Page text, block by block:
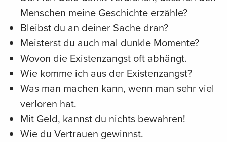
Menschen meine Geschichte erzähle?
Bleibst du an deiner Sache dran?
Meisterst du auch mal dunkle Momente?
Wovon die Existenzangst oft abhängt.
Wie komme ich aus der Existenzangst?
Was man machen kann, wenn man sehr viel
verloren hat.
Mit Geld, kannst du nichts bewahren!
Wie du Vertrauen gewinnst.